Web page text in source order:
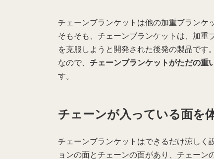
チェーンブランケットは他の加重ブランケ
そもそも、チェーンブランケットは、加
を克服しようと開発された後発の製品です。
なので、 チェーンブランケットがただの重
す。
チェーンが入っている面を
チェーンブランケットはできるだけ涼しく
ョンの面とチェーンの面があり、チェー